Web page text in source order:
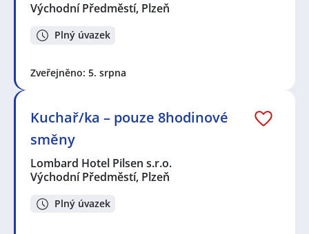
Východní Předměstí, Plzeň
Plný úvazek
Zveřejněno: 5. srpna
Kuchař/ka – pouze 8hodinové
směny
Lombard Hotel Pilsen s.r.o.
Východní Předměstí, Plzeň
Plný úvazek